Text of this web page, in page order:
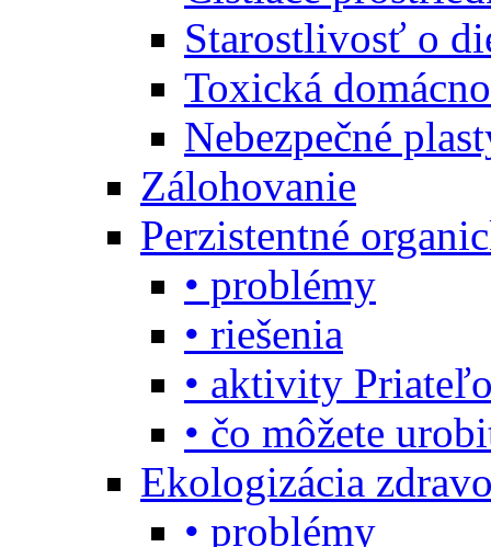
Starostlivosť o
Toxická
Nebezpečné
Zálohovanie
Perzistentné
• problémy
• riešenia
• aktivity
• čo môžete
Ekologizácia
• problémy